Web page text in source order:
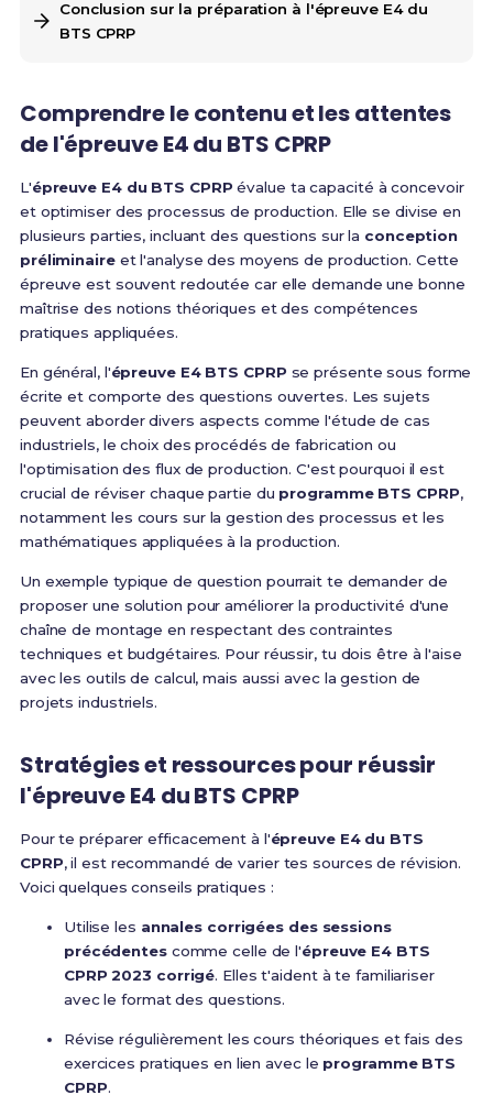
Conclusion sur la préparation à l'épreuve E4 du
BTS CPRP
Comprendre le contenu et les attentes
de l'épreuve E4 du BTS CPRP
L'épreuve E4 du BTS CPRP évalue ta capacité à concevoir
et optimiser des processus de production. Elle se divise en
plusieurs parties, incluant des questions sur la conception
préliminaireet l'analyse des moyens de production. Cette
épreuve est souvent redoutée car elle demande une bonne
maîtrise des notions théoriques et des compétences
pratiques appliquées.
En général, l'épreuve E4 BTS CPRP se présente sous forme
écrite et comporte des questions ouvertes. Les sujets
peuvent aborder divers aspects comme l'étude de cas
industriels, le choix des procédés de fabrication ou
l'optimisation des flux de production. C'est pourquoi il est
crucial de réviser chaque partie du programme BTS CPRP,
notamment les cours sur la gestion des processus et les
mathématiques appliquées à la production.
Un exemple typique de question pourrait te demander de
proposer une solution pour améliorer la productivité d'une
chaîne de montage en respectant des contraintes
techniques et budgétaires. Pour réussir, tu dois être à l'aise
avec les outils de calcul, mais aussi avec la gestion de
projets industriels.
Stratégies et ressources pour réussir
l'épreuve E4 du BTS CPRP
Pour te préparer efficacement à l'épreuve E4 du BTS
CPRP, il est recommandé de varier tes sources de révision.
Voici quelques conseils pratiques :
Utilise les annales corrigées des sessions
précédentescomme celle de l'épreuve E4 BTS
CPRP 2023 corrigé. Elles t'aident à te familiariser
avec le format des questions.
Révise régulièrement les cours théoriques et fais des
exercices pratiques en lien avec le programme BTS
CPRP.